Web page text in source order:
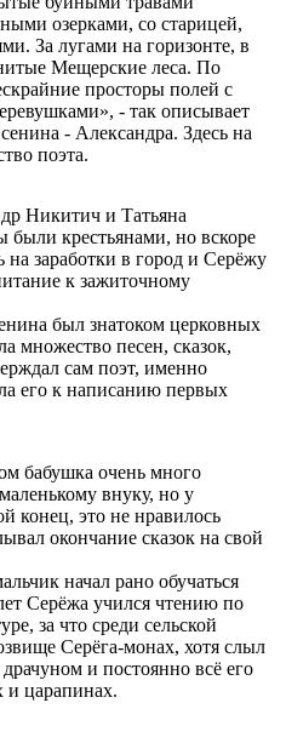
озерками, со старицей,
За лугами на горизонте, в
Мещерские леса. По
просторы полей с
- так описывает
- Александра. Здесь на
поэта.
Никитич и Татьяна
крестьянами, но вскоре
на заработки в город и Серёжу
к зажиточному
был знатоком церковных
множество песен, сказок,
сам поэт, именно
его к написанию первых
бабушка очень много
внуку, но у
конец, это не нравилось
окончание сказок на свой
начал рано обучаться
Серёжа учился чтению по
за что среди сельской
Серёга-монах, хотя слыл
и постоянно всё его
и царапинах.